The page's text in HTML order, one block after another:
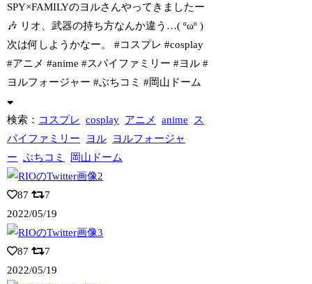
SPY×FAMILYのヨルさんやってきましたー
🎶 リオ、武器の持ち方なんか違う…( ºωº )
次は何しようかなー。 #コスプレ #cosplay
#アニメ #anime #スパイファミリー #ヨル #
ヨルフォージャー #ぶちコミ #岡山ドーム
検索： コスプレ cosplay アニメ anime
ス
パイファミリー
ヨル
ヨルフォージャ
ー ぶちコミ 岡山ドーム
87
7
2022/05/19
87
7
2022/05/19